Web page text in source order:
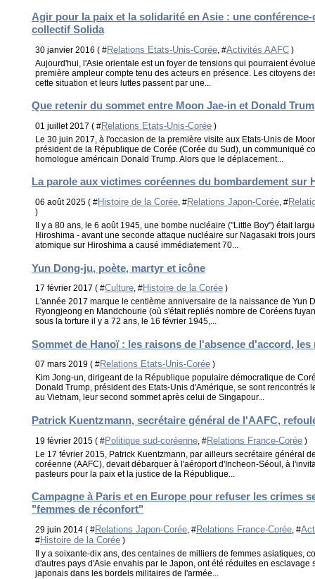
Agir pour la paix et la solidarité en Asie : une
collectif Solida
30 janvier 2016 ( #Relations Etats-Unis-Corée , #Activités AAFC )
Aujourd'hui, l'Asie orientale est un foyer de tensions qui pourraient
première ampleur compte tenu des acteurs en présence. Les citoyens
cette situation et leurs luttes passent par une...
Que retenir du sommet entre Moon Jae-in et Donald
01 juillet 2017 ( #Relations Etats-Unis-Corée )
Le 30 juin 2017, à l'occasion de la première visite aux Etats-Unis de
président de la République de Corée (Corée du Sud), un communiqué
homologue américain Donald Trump. Alors que le déplacement...
La parole aux victimes coréennes du bombardement sur
06 août 2025 ( #Histoire de la Corée, #Relations Japon-Corée, #
)
Il y a 80 ans, le 6 août 1945, une bombe nucléaire ("Little Boy") était
Hiroshima - avant une seconde attaque nucléaire sur Nagasaki trois
atomique sur Hiroshima a causé immédiatement 70...
Yun Dong-ju, poète, martyr et icône
17 février 2017 ( #Culture, #Histoire de la Corée )
L'année 2017 marque le centième anniversaire de la naissance de Yun
Ryongjeong en Mandchourie (où s'était repliés nombre de Coréens
sous la torture il y a 72 ans, le 16 février 1945,...
Sommet de Hanoï : les raisons de l'absence d'accord,
07 mars 2019 ( #Relations Etats-Unis-Corée )
Kim Jong-un, dirigeant de la République populaire démocratique de
Donald Trump, président des Etats-Unis d'Amérique, se sont rencontrés
au Vietnam, leur second sommet après celui de Singapour...
Patrick Kuentzmann, secrétaire général de l'AAFC,
19 février 2015 ( #Politique sud-coréenne , #Relations France-Corée )
Le 17 février 2015, Patrick Kuentzmann, par ailleurs secrétaire général
coréenne (AAFC), devait débarquer à l'aéroport d'Incheon-Séoul, à
pasteurs pour la paix et la justice de la République...
Campagne à Paris et en Europe pour refuser les crimes
"femmes de réconfort"
29 juin 2014 ( #Relations Japon-Corée, #Relations France-Corée, #
#Histoire de la Corée )
Il y a soixante-dix ans, des centaines de milliers de femmes asiatiques,
d'autres pays d'Asie envahis par le Japon, ont été réduites en esclavage
japonais dans les bordels militaires de l'armée...